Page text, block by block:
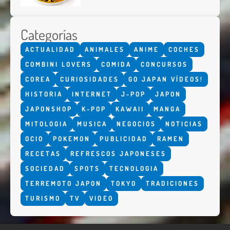
Categorías
ACTUALIDAD ANIMALES ANIME
COCHES
COMBINI LOVERS
COMIDA
CONCURSOS
COREA
CURIOSIDADES
GO JAPAN VÍDEOS!
HISTORIA
INTERNET J-POP
JAPON
JAPONSHOP
K-POP KAWAII
MANGA
MITOLOGIA
MUSICA NEGOCIOS
NOTICIAS
OCIO
POKEMON PUBLICIDAD
RAMEN
RECETAS
REFRESCOS JAPONESES
SOCIEDAD
SPOTS
TECNOLOGIA
TERREMOTO JAPON
TOKYO
TRADICIONES
TURISMO
TV VIDEO